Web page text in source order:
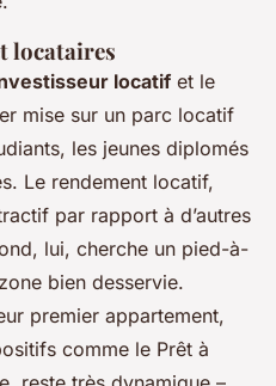
locataires
locatif et le
mise sur un parc locatif
les jeunes diplomés
Le rendement locatif,
par rapport à d’autres
lui, cherche un pied-à-
bien desservie.
premier appartement,
comme le Prêt à